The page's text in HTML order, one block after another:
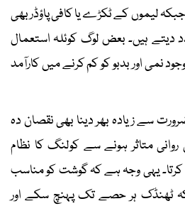
لیموں کے ٹکڑے یا کافی پاؤڈر بھی
دیتے ہیں۔ بعض لوگ کوئلہ استعمال
نمی اور بدبو کو کم کرنے میں کارآمد
سے زیادہ بھر دینا بھی نقصان دہ
متاثر ہونے سے کولنگ کا نظام
یہی وجہ ہے کہ گوشت کو مناسب
ٹھنڈک ہر حصے تک پہنچ سکے اور